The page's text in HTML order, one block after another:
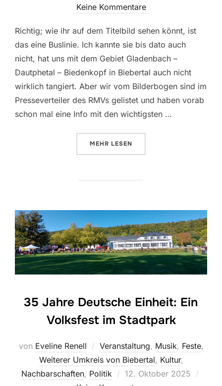
am
Keine Kommentare
Richtig; wie ihr auf dem Titelbild sehen könnt, ist
das eine Buslinie. Ich kannte sie bis dato auch
nicht, hat uns mit dem Gebiet Gladenbach –
Dautphetal – Biedenkopf in Biebertal auch nicht
wirklich tangiert. Aber wir vom Bilderbogen sind im
Presseverteiler des RMVs gelistet und haben vorab
schon mal eine Info mit den wichtigsten …
MEHR ÜBER „KENNT IHR X40“
LESEN
35 Jahre Deutsche Einheit: Ein
Volksfest im Stadtpark
von Eveline Renell Veranstaltung, Musik, Feste,
Weiterer Umkreis von Biebertal, Kultur,
Nachbarschaften, Politik
Veröffentlicht
12. Oktober 2025